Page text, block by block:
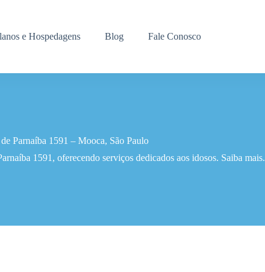
e Hospedagens Blog Fale Conosco
Parnaíba 1591 – Mooca, São Paulo
1591, oferecendo serviços dedicados aos idosos. Saiba mais.